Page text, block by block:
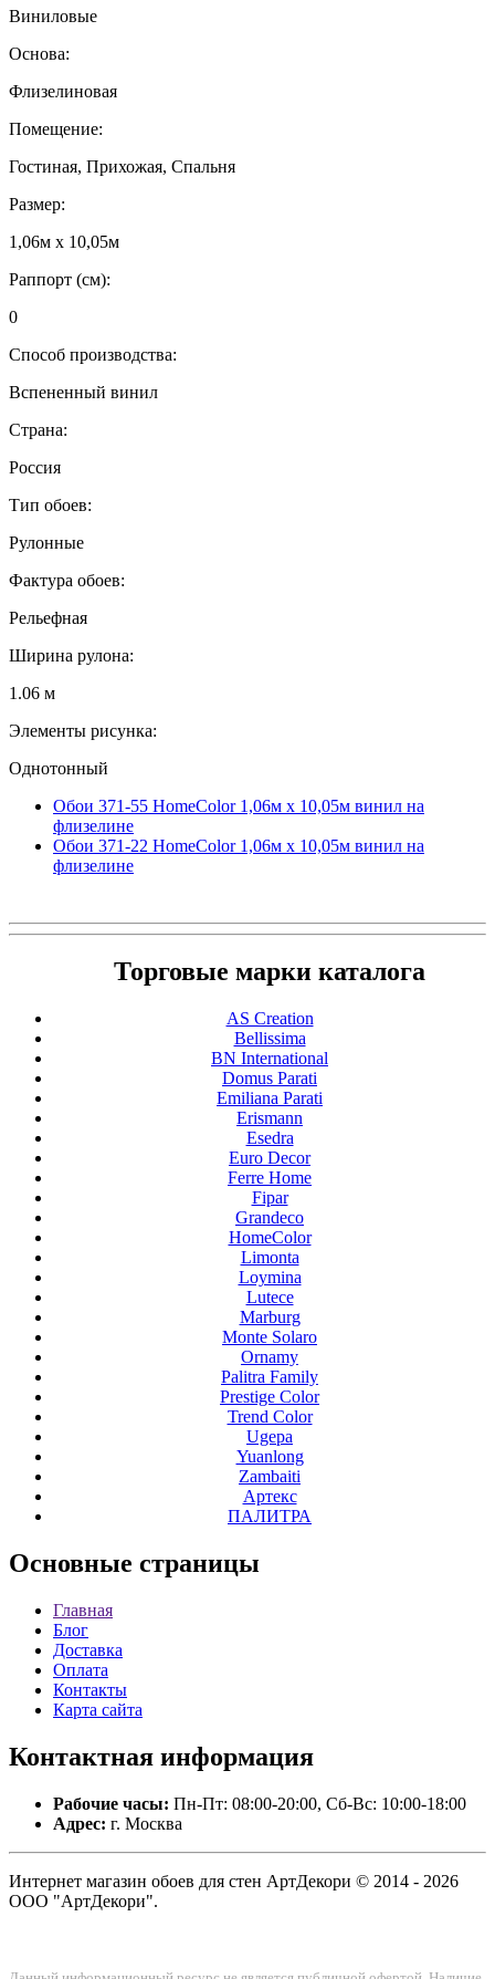
Виниловые
Основа:
Флизелиновая
Помещение:
Гостиная, Прихожая, Спальня
Размер:
1,06м х 10,05м
Раппорт (см):
0
Способ производства:
Вспененный винил
Страна:
Россия
Тип обоев:
Рулонные
Фактура обоев:
Рельефная
Ширина рулона:
1.06 м
Элементы рисунка:
Однотонный
Обои 371-55 HomeColor 1,06м х 10,05м винил на
флизелине
Обои 371-22 HomeColor 1,06м х 10,05м винил на
флизелине
Торговые марки каталога
AS Creation
Bellissima
BN International
Domus Parati
Emiliana Parati
Erismann
Esedra
Euro Decor
Ferre Home
Fipar
Grandeco
HomeColor
Limonta
Loymina
Lutece
Marburg
Monte Solaro
Ornamy
Palitra Family
Prestige Color
Trend Color
Ugepa
Yuanlong
Zambaiti
Артекс
ПАЛИТРА
Основные страницы
Главная
Блог
Доставка
Оплата
Контакты
Карта сайта
Контактная информация
Рабочие часы: Пн-Пт: 08:00-20:00, Сб-Вс: 10:00-18:00
Адрес: г. Москва
Интернет магазин обоев для стен АртДекори © 2014 - 2026
ООО "АртДекори".